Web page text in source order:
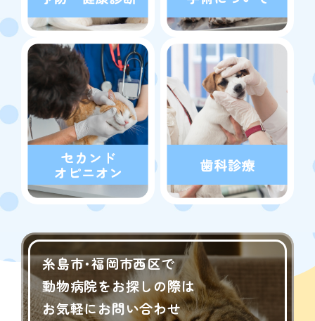
糸島市･福岡市西区で
動物病院をお探しの際は
お気軽にお問い合わせ